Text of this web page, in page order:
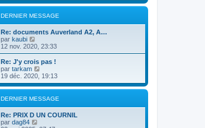
e
e
s
s
a
g
e
r
n
i
e
m
e
s
s
a
g
e
r
l
e
n
i
e
r
m
e
s
s
a
g
DERNIER MESSAGE
Re: documents Auverland A2, A…
par kaubi
o
i
r
l
e
d
e
r
n
i
e
r
12 nov. 2020, 23:33
Re: J'y crois pas !
par tarkam
o
i
r
l
e
19 déc. 2020, 19:13
DERNIER MESSAGE
Re: PRIX D UN COURNIL
par dag84